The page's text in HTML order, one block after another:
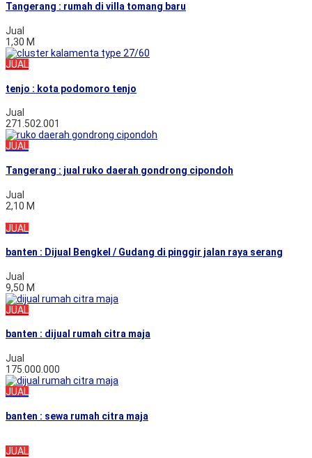
Tangerang : rumah di villa tomang baru
Jual
1,30 M
JUAL
tenjo : kota podomoro tenjo
Jual
271.502.001
JUAL
Tangerang : jual ruko daerah gondrong cipondoh
Jual
2,10 M
JUAL
banten : Dijual Bengkel / Gudang di pinggir jalan raya serang
Jual
9,50 M
JUAL
banten : dijual rumah citra maja
Jual
175.000.000
JUAL
banten : sewa rumah citra maja
JUAL